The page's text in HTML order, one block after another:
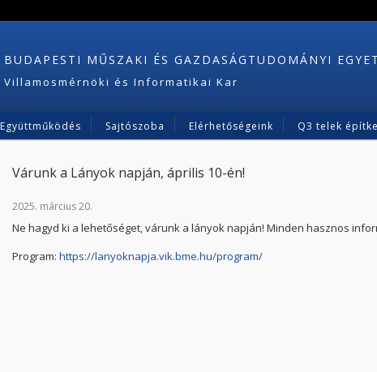
BUDAPESTI MŰSZAKI ÉS GAZDASÁGTUDOMÁNYI
Villamosmérnöki és Informatikai Kar
Együttműködés Sajtószoba Elérhetőségeink Q3 telek
Várunk a Lányok napján, április 10-én!
2025. március 20.
Ne hagyd ki a lehetőséget, várunk a lányok napján! Minden hasznos
Program: https://lanyoknapja.vik.bme.hu/program/